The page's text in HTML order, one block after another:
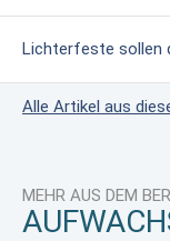
Lichterfeste sollen
Alle Artikel aus
MEHR AUS DEM